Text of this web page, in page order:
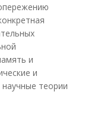
и
и
теории